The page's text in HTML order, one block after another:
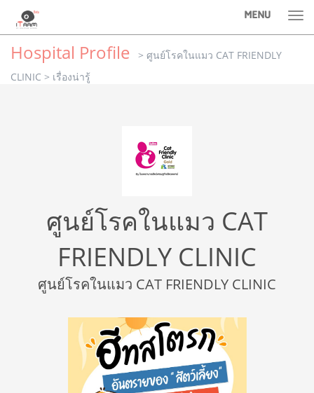
MENU
Hospital Profile
> ศูนย์โรคในแมว CAT FRIENDLY
CLINIC > เรื่องน่ารู้
ศูนย์โรคในแมว CAT
FRIENDLY CLINIC
ศูนย์โรคในแมว CAT FRIENDLY CLINIC